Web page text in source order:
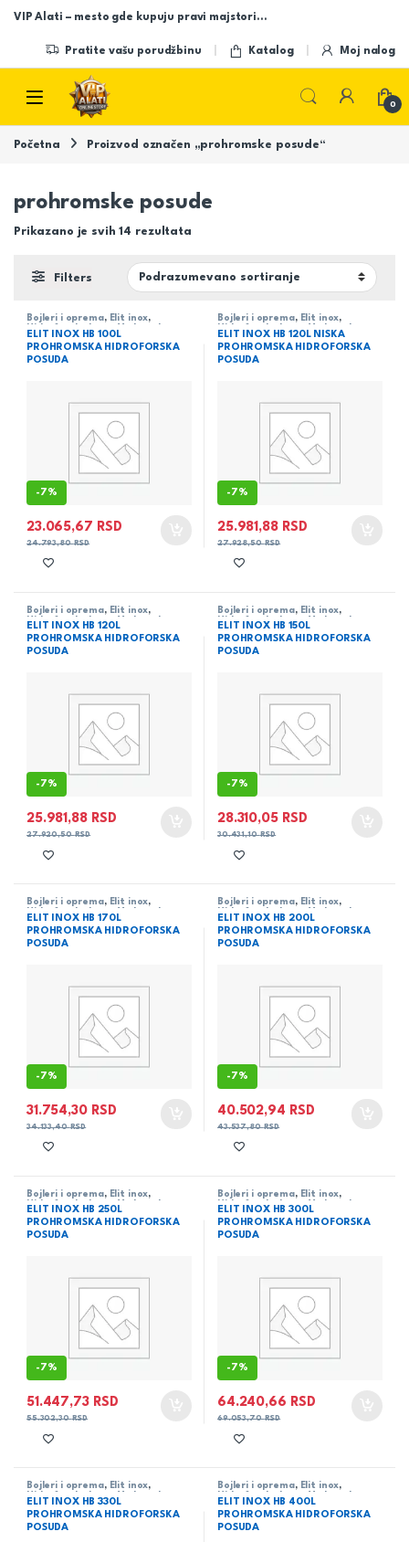
Skip to navigation
Skip to content
VIP Alati – mesto gde kupuju pravi majstori…
Pratite vašu porudžbinu Katalog Moj nalog
Open
0
Početna Proizvod označen „prohromske posude“
prohromske posude
Prikazano je svih 14 rezultata
Filters
Bojleri i oprema, Elit inox,
Hidroforske boce,Vodovod
ELIT INOX HB 100L
PROHROMSKA HIDROFORSKA
POSUDA
-7%
23.065,67 RSD
24.793,80RSD
Bojleri i oprema, Elit inox,
Hidroforske boce,Vodovod
ELIT INOX HB 120L NISKA
PROHROMSKA HIDROFORSKA
POSUDA
-7%
25.981,88 RSD
27.928,50RSD
Bojleri i oprema, Elit inox,
Hidroforske boce,Vodovod
ELIT INOX HB 120L
PROHROMSKA HIDROFORSKA
POSUDA
-7%
25.981,88 RSD
27.920,50RSD
Bojleri i oprema, Elit inox,
Hidroforske boce,
ELIT INOX HB 150L
PROHROMSKA HIDROFORSKA
POSUDA
-7%
28.310,05 RSD
30.431,10RSD
Bojleri i oprema, Elit inox,
Hidroforske boce,Vodovod
ELIT INOX HB 170L
PROHROMSKA HIDROFORSKA
POSUDA
-7%
31.754,30 RSD
34.133,40RSD
Bojleri i oprema, Elit inox,
Hidroforske boce ,Vodovod
ELIT INOX HB 200L
PROHROMSKA HIDROFORSKA
POSUDA
-7%
40.502,94 RSD
43.537,80RSD
Bojleri i oprema, Elit inox,
Hidroforske boce, Vodovod
ELIT INOX HB 250L
PROHROMSKA HIDROFORSKA
POSUDA
-7%
51.447,73 RSD
55.302,30RSD
Bojleri i oprema, Elit inox,
Hidroforske boce , Vodovod
ELIT INOX HB 300L
PROHROMSKA HIDROFORSKA
POSUDA
-7%
64.240,66 RSD
69.053,70RSD
Bojleri i oprema, Elit inox,
Hidroforske boce,Vodovod
ELIT INOX HB 330L
PROHROMSKA HIDROFORSKA
POSUDA
Bojleri i oprema, Elit inox,
Hidroforske boce ,Vodovod
ELIT INOX HB 400L
PROHROMSKA HIDROFORSKA
POSUDA